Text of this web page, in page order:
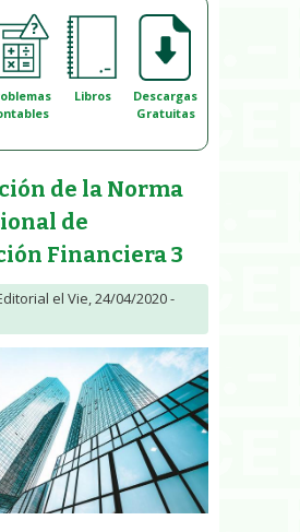
Libros
Descargas
Gratuitas
de la Norma
de
Financiera 3
el Vie, 24/04/2020 -